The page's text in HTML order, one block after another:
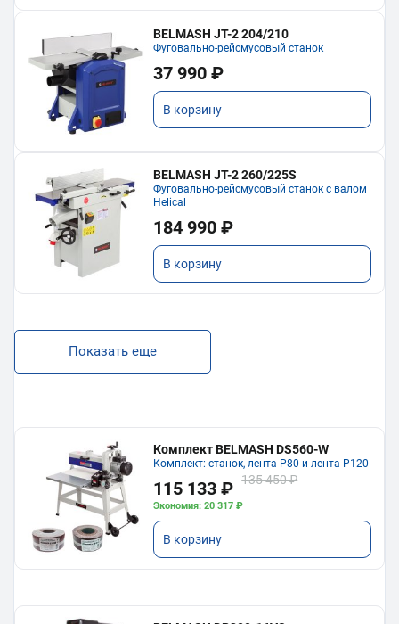
BELMASH JT-2 204/210
Фуговально-рейсмусовый станок
37 990 ₽
В корзину
BELMASH JT-2 260/225S
Фуговально-рейсмусовый станок с валом
Helical
184 990 ₽
В корзину
Показать еще
Комплект BELMASH DS560-W
Комплект: станок, лента P80 и лента P120
115 133 ₽ 135 450 ₽
Экономия: 20 317 ₽
В корзину